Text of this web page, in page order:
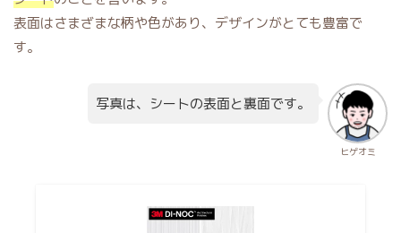
表面はさまざまな柄や色があり、デザインがとても豊富で
す。
ヒゲオミ
写真は、シートの表面と裏面です。